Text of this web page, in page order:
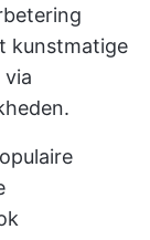
kunstmatige